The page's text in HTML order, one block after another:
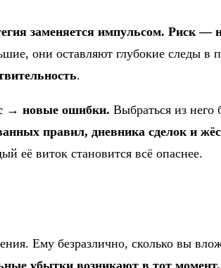
заменяется импульсом. Риск —
они оставляют глубокие следы в
.
→ новые ошибки. Выбраться из него
правил, дневника сделок и
её виток становится всё опаснее.
Ему безразлично, сколько вы
убытки возникают в тот момент,